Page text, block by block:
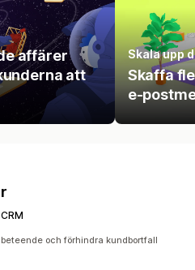
affärer
att
Skala upp
Skaffa
e-
och förhindra kundbortfall